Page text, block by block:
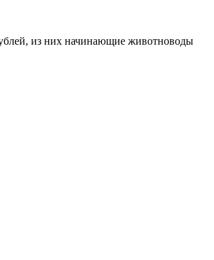
из них начинающие животноводы